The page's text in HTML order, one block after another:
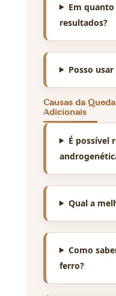
Em
resultados?
Posso
Causas da
Adicionais
É possível
Qual a
Como
ferro?